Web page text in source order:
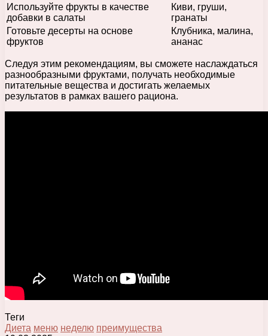
Используйте фрукты в качестве
добавки в салаты
Киви, груши,
гранаты
Готовьте десерты на основе
фруктов
Клубника, малина,
ананас
Следуя этим рекомендациям, вы сможете наслаждаться
разнообразными фруктами, получать необходимые
питательные вещества и достигать желаемых
результатов в рамках вашего рациона.
Теги
Диета меню неделю преимущества